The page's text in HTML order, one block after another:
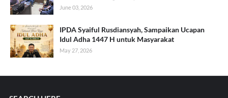
June 03, 2026
IPDA Syaiful Rusdiansyah, Sampaikan Ucapan
Idul Adha 1447 H untuk Masyarakat
May 27, 2026